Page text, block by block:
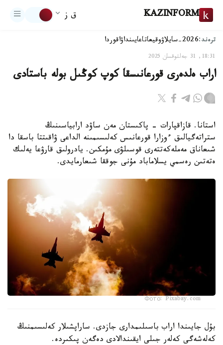
KAZINFORM ق ز
ترەند:2026-سايلاۋ وقيعاتاعايىنداۋاقوردا
18:31, 31 جەلتوقسان 2025
اراب ەلدەرى قورعانىسقا كوپ كوڭىل بولە باستادى
استانا. قازاقپارات - پاكىستان مەن ساۋد ارابياسىنىڭ
ستراتەگيالىق ءوزارا قورعانىس كەلىسىمىنە الداعى ۋاقىتتا باسقا دا
شىعاناق مەملەكەتتەرى قوسىلۋى مۇمكىن. يادرولىق قارۋعا يەلىك
ەتەتىن رەسمي يسلاماباد مۇنى جوققا شىعارمايدى.
Фото: Pixabay.com
بۇل جايىندا اراب باسىلىمدارى جازدى. ساراپشىلار كەلىسىمنىڭ
كەلەشەگى كەلەر جىلى ايقىندالادى دەگەن پىكىردە.